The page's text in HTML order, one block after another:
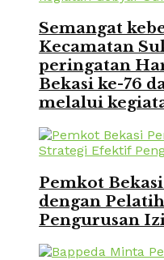
Semangat
Kecamatan
peringatan
Bekasi ke-76
melalui
Pemkot
dengan
Pengurusan